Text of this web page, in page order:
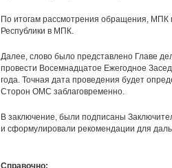
По итогам рассмотрения обращения, МПК
Республики в МПК.
Далее, слово было представлено Главе
провести Восемнадцатое Ежегодное
года. Точная дата проведения будет
Сторон ОМС заблаговременно.
В заключение, были подписаны
и сформулировали рекомендации для
Справочно: